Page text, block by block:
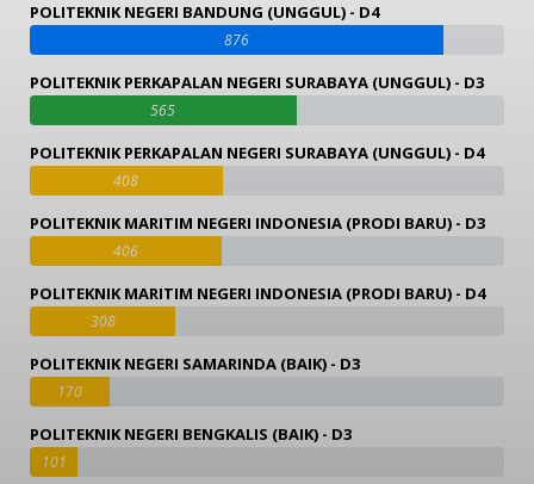
POLITEKNIK NEGERI BANDUNG (UNGGUL) - D4
876
POLITEKNIK PERKAPALAN NEGERI SURABAYA (UNGGUL) - D3
565
POLITEKNIK PERKAPALAN NEGERI SURABAYA (UNGGUL) - D4
408
POLITEKNIK MARITIM NEGERI INDONESIA (PRODI BARU) - D3
406
POLITEKNIK MARITIM NEGERI INDONESIA (PRODI BARU) - D4
308
POLITEKNIK NEGERI SAMARINDA (BAIK) - D3
170
POLITEKNIK NEGERI BENGKALIS (BAIK) - D3
101